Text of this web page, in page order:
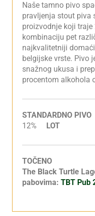
Naše tamno pivo
pravljenja stout piva
proizvodnje koji
kombinaciju pet
najkvalitetniji
belgijske vrste. Pivo
snažnog ukusa i
procentom alkohola
STANDARDNO
12% LOT
TOČENO
The Black Turtle
pabovima: TBT Pub